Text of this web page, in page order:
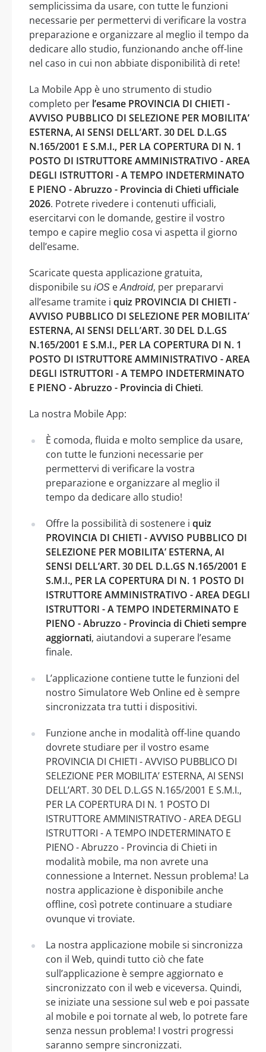
semplicissima da usare, con tutte le funzioni
necessarie per permettervi di verificare la vostra
preparazione e organizzare al meglio il tempo da
dedicare allo studio, funzionando anche off-line
nel caso in cui non abbiate disponibilità di rete!
La Mobile App è uno strumento di studio
completo per l’esame PROVINCIA DI CHIETI -
AVVISO PUBBLICO DI SELEZIONE PER MOBILITA’
ESTERNA, AI SENSI DELL’ART. 30 DEL D.L.GS
N.165/2001 E S.M.I., PER LA COPERTURA DI N. 1
POSTO DI ISTRUTTORE AMMINISTRATIVO - AREA
DEGLI ISTRUTTORI - A TEMPO INDETERMINATO
E PIENO - Abruzzo - Provincia di Chieti ufficiale
2026. Potrete rivedere i contenuti ufficiali,
esercitarvi con le domande, gestire il vostro
tempo e capire meglio cosa vi aspetta il giorno
dell’esame.
Scaricate questa applicazione gratuita,
disponibile su iOS eAndroid, per prepararvi
all’esame tramite i quiz PROVINCIA DI CHIETI -
AVVISO PUBBLICO DI SELEZIONE PER MOBILITA’
ESTERNA, AI SENSI DELL’ART. 30 DEL D.L.GS
N.165/2001 E S.M.I., PER LA COPERTURA DI N. 1
POSTO DI ISTRUTTORE AMMINISTRATIVO - AREA
DEGLI ISTRUTTORI - A TEMPO INDETERMINATO
E PIENO - Abruzzo - Provincia di Chieti.
La nostra Mobile App:
È comoda, fluida e molto semplice da usare,
con tutte le funzioni necessarie per
permettervi di verificare la vostra
preparazione e organizzare al meglio il
tempo da dedicare allo studio!
Offre la possibilità di sostenere i quiz
PROVINCIA DI CHIETI - AVVISO PUBBLICO DI
SELEZIONE PER MOBILITA’ ESTERNA, AI
SENSI DELL’ART. 30 DEL D.L.GS N.165/2001 E
S.M.I., PER LA COPERTURA DI N. 1 POSTO DI
ISTRUTTORE AMMINISTRATIVO - AREA DEGLI
ISTRUTTORI - A TEMPO INDETERMINATO E
PIENO - Abruzzo - Provincia di Chieti sempre
aggiornati, aiutandovi a superare l’esame
finale.
L’applicazione contiene tutte le funzioni del
nostro Simulatore Web Online ed è sempre
sincronizzata tra tutti i dispositivi.
Funzione anche in modalità off-line quando
dovrete studiare per il vostro esame
PROVINCIA DI CHIETI - AVVISO PUBBLICO DI
SELEZIONE PER MOBILITA’ ESTERNA, AI SENSI
DELL’ART. 30 DEL D.L.GS N.165/2001 E S.M.I.,
PER LA COPERTURA DI N. 1 POSTO DI
ISTRUTTORE AMMINISTRATIVO - AREA DEGLI
ISTRUTTORI - A TEMPO INDETERMINATO E
PIENO - Abruzzo - Provincia di Chieti in
modalità mobile, ma non avrete una
connessione a Internet. Nessun problema! La
nostra applicazione è disponibile anche
offline, così potrete continuare a studiare
ovunque vi troviate.
La nostra applicazione mobile si sincronizza
con il Web, quindi tutto ciò che fate
sull’applicazione è sempre aggiornato e
sincronizzato con il web e viceversa. Quindi,
se iniziate una sessione sul web e poi passate
al mobile e poi tornate al web, lo potrete fare
senza nessun problema! I vostri progressi
saranno sempre sincronizzati.